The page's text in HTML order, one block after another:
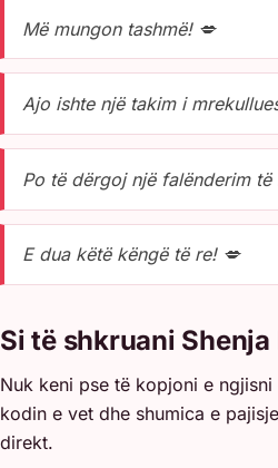
Më mungon tashmë! 💋
Ajo ishte një takim i
Po të dërgoj një falënderim të
E dua këtë këngë të re! 💋
Si të shkruani
Nuk keni pse të kopjoni e
kodin e vet dhe shumica e
direkt.